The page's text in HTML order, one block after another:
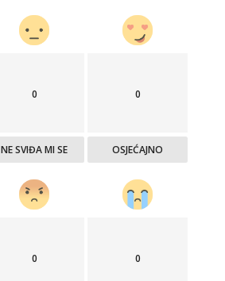
0
NE SVIĐA MI SE
0
OSJEĆAJNO
0 0